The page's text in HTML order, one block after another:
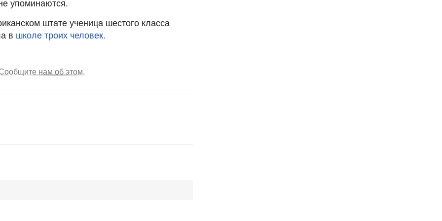
упоминаются.
штате ученица шестого класса
в школе троих человек.
нам об этом.